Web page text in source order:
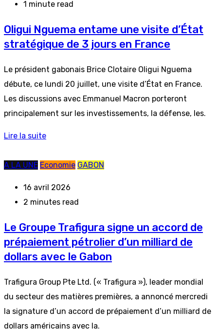
1 minute read
Oligui Nguema entame une visite d’État
stratégique de 3 jours en France
Le président gabonais Brice Clotaire Oligui Nguema
débute, ce lundi 20 juillet, une visite d’État en France.
Les discussions avec Emmanuel Macron porteront
principalement sur les investissements, la défense, les.
Lire la suite
A LA UNE Economie GABON
16 avril 2026
2 minutes read
Le Groupe Trafigura signe un accord de
prépaiement pétrolier d’un milliard de
dollars avec le Gabon
Trafigura Group Pte Ltd. (« Trafigura »), leader mondial
du secteur des matières premières, a annoncé mercredi
la signature d’un accord de prépaiement d’un milliard de
dollars américains avec la.